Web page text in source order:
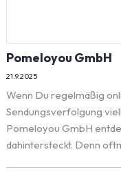
Pomeloyou GmbH
21.9.2025
Wenn Du regelmäßig
Sendungsverfolgung
Pomeloyou GmbH
dahintersteckt. Denn